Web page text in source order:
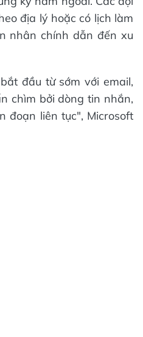
địa lý hoặc có lịch làm
nhân chính dẫn đến xu
đầu từ sớm với email,
chìm bởi dòng tin nhắn,
đoạn liên tục", Microsoft